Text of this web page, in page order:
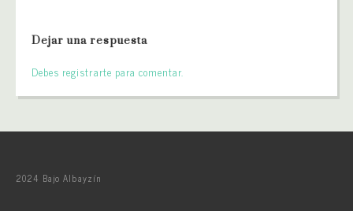
Dejar una respuesta
Debes registrarte para comentar.
2024 Bajo Albayzín